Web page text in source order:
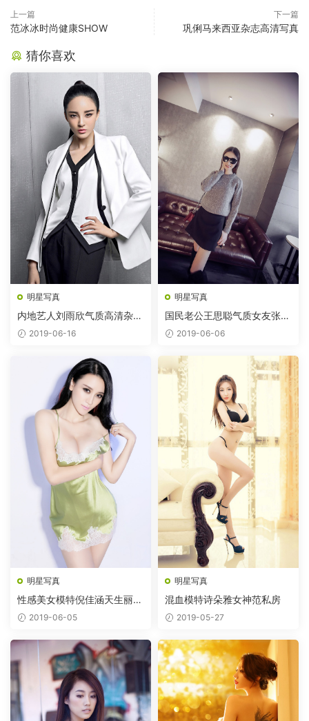
上一篇
范冰冰时尚健康SHOW
下一篇
巩俐马来西亚杂志高清写真
猜你喜欢
明星写真
内地艺人刘雨欣气质高清杂志
图片2019-06-16
明星写真
国民老公王思聪气质女友张予
曦 2019-06-06
明星写真
性感美女模特倪佳涵天生丽质
图片2019-06-05
明星写真
混血模特诗朵雅女神范私房
2019-05-27